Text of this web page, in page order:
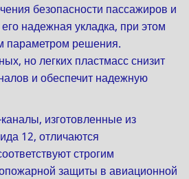
безопасности пассажиров и
надежная укладка, при этом
параметром решения.
но легких пластмасс снизит
и обеспечит надежную
изготовленные из
12, отличаются
строгим
защиты в авиационной